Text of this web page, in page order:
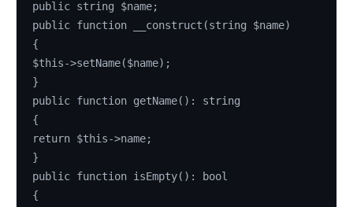
public string $name;
public function __construct(string $name)
{
$this->setName($name);
}
public function getName(): string
{
return $this->name;
}
public function isEmpty(): bool
{